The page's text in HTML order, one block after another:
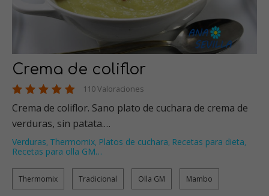
Crema de coliflor
110 Valoraciones
Crema de coliflor. Sano plato de cuchara de crema de
verduras, sin patata.…
Verduras, Thermomix, Platos de cuchara, Recetas para dieta,
Recetas para olla GM…
Thermomix Tradicional Olla GM Mambo